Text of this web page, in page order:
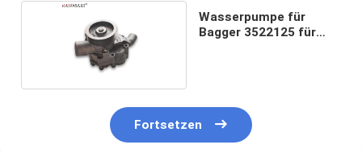
Wasserpumpe für
Bagger 3522125 für
Fortsetzen